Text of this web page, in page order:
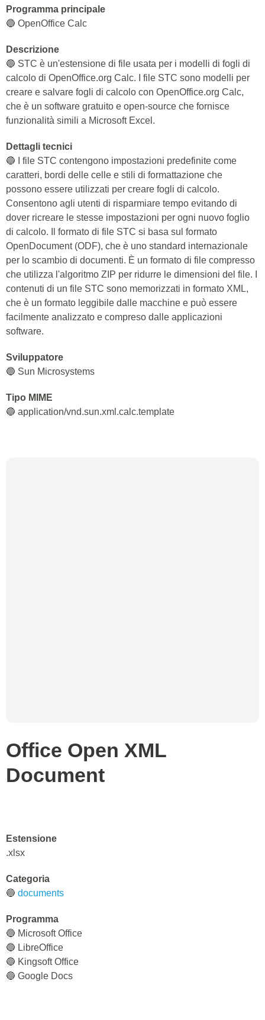
Programma principale
🔵 OpenOffice Calc
Descrizione
🔵 STC è un'estensione di file usata per i modelli di fogli di
calcolo di OpenOffice.org Calc. I file STC sono modelli per
creare e salvare fogli di calcolo con OpenOffice.org Calc,
che è un software gratuito e open-source che fornisce
funzionalità simili a Microsoft Excel.
Dettagli tecnici
🔵 I file STC contengono impostazioni predefinite come
caratteri, bordi delle celle e stili di formattazione che
possono essere utilizzati per creare fogli di calcolo.
Consentono agli utenti di risparmiare tempo evitando di
dover ricreare le stesse impostazioni per ogni nuovo foglio
di calcolo. Il formato di file STC si basa sul formato
OpenDocument (ODF), che è uno standard internazionale
per lo scambio di documenti. È un formato di file compresso
che utilizza l'algoritmo ZIP per ridurre le dimensioni del file. I
contenuti di un file STC sono memorizzati in formato XML,
che è un formato leggibile dalle macchine e può essere
facilmente analizzato e compreso dalle applicazioni
software.
Sviluppatore
🔵 Sun Microsystems
Tipo MIME
🔵 application/vnd.sun.xml.calc.template
Office Open XML
Document
Estensione
.xlsx
Categoria
🔵 documents
Programma
🔵 Microsoft Office
🔵 LibreOffice
🔵 Kingsoft Office
🔵 Google Docs